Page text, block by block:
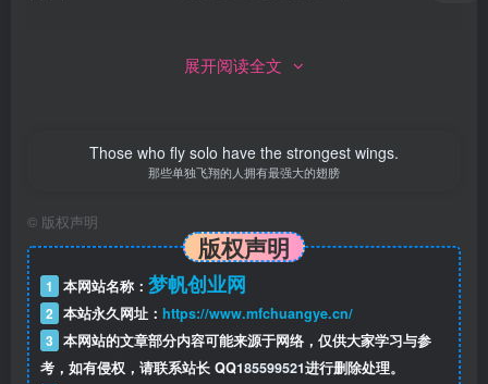
│││├──Tempt Scandal悬疑犯罪开场.mp4
│││├──In this shirt 0.9x.mp4
│││├──The Untold.mp3
│││├──绝望小曲0.9x.mp4
展开阅读全文
Those who fly solo have the strongest wings.
那些单独飞翔的人拥有最强大的翅膀
© 版权声明
版权声明
1 本网站名称： 梦帆创业网
2 本站永久网址： https://www.mfchuangye.cn/
3 本网站的文章部分内容可能来源于网络，仅供大家学习与参
考，如有侵权，请联系站长 QQ185599521进行删除处理。